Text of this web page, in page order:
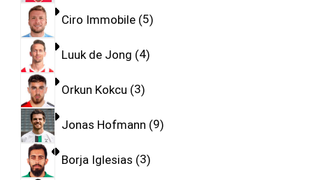
Ciro Immobile 5
Luuk de Jong 4
Orkun Kokcu 3
Jonas Hofmann 9
Borja Iglesias 3